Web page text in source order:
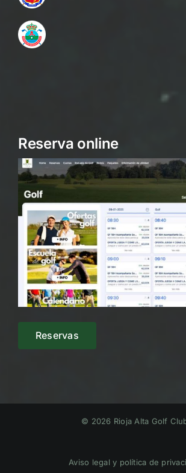
Reserva online
Reservas
© 2026 Rioja Alta Golf
Aviso legal y política de